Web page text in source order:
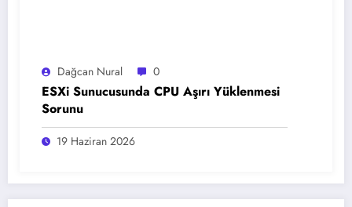
Dağcan Nural 0
ESXi Sunucusunda CPU Aşırı Yüklenmesi
Sorunu
19 Haziran 2026